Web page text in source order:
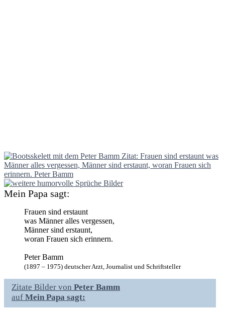
Mein Papa sagt:
Frauen sind erstaunt
was Männer alles vergessen,
Männer sind erstaunt,
woran Frauen sich erinnern.
Peter Bamm
(1897 – 1975) deutscher Arzt, Journalist und Schriftsteller
Zitate Bilder von Peter Bamm
auf Mein Papa sagt: